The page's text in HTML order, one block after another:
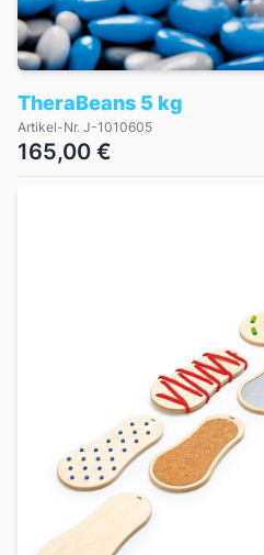
TheraBeans 5 kg
Artikel-Nr. J-1010605
165,00 €